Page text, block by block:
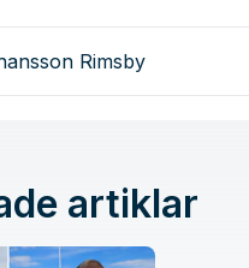
Rimsby
artiklar